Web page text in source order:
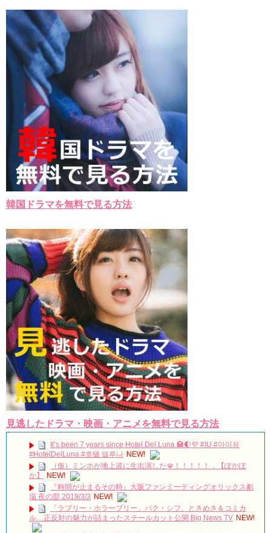
九尾狐外伝 メイキング03 ハン・イェスル
チョ・ヒョンジェ 조현재 九尾狐外伝 制作発表会
キム・テヒの弟イ・ワン♥イ・ボミ、今日（28日）結婚……
「ライフ・ オン・ マーズ」2019年11月2日TSUTAYAにて先行
レンタル開始！
(ENG SUB) Behind The Scene Hyun Bin 현빈❤️ 손예진 Son Ye
Jin-Crash Landing On You/ヒョンビン❤️ソンイェジン / エンジョイ❕
ユン・ギュンサン、番組にも登場した愛猫が急死…イ・ソンギ
ョンら同僚芸能人から慰めの言葉が続々 – Taka News
キム・レウォンの影絵遊び！？「黒騎士～永遠の約束～」メイ
キングを一部公開（DVD-SET2特典映像より）
「まず熱く掃除せよ」女優キム・ユジョン、「健康がとても回
復…痩せたのはソン・ジェリムのせい!? 」 (11/26)
【裏芸能】キムユジョンの熱愛彼氏はあの大物俳優
キム・ユジョン、美しいセルフショットで近況を伝える“会いた
いでしょ？” Big News TV
キム・ユジョン、新ドラマ「まず熱く掃除せよ」に出演確
定…“台本を見た瞬間惹かれた” 20180123
YUCHUN ♥ LOVE 15 「成均館 5話」
[Fan MV]七日の王妃(7일의 왕비)OST – 정기고 (Junggigo) – 그
리고 그려도 (Miss You In My Heart)
俳優カン・ギヨン、突然の熱愛宣言…「キム秘書がなぜそう
か」出演で話題 Big News TV
Powered by livedoor 相互RSS
韓国ドラマを無料で見る方法
見逃したドラマ・映画・アニメを無料で見る方法
It’s been 7 years since Hotel Del Luna 🏩🌓💜 #IU #아이유
#HotelDelLuna #호텔 델루나 NEW!
（仮）ミンホが地上波に生出演した🪭！！！！！．【ぽかぽ
か】
NEW!
『時間が止まるその時』大阪ファンミーティングオリックス劇
場 夜の部 2019/3/3 NEW!
「ラブリー・ホラーブリー」パク・シフ、ときめき＆コミカ
ル…正反対の魅力が詰まったスチールカット公開 Big News TV NEW!